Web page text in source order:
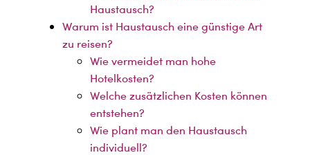
Haustausch?
Warum ist Haustausch eine günstige Art
zu reisen?
Wie vermeidet man hohe
Hotelkosten?
Welche zusätzlichen Kosten können
entstehen?
Wie plant man den Haustausch
individuell?